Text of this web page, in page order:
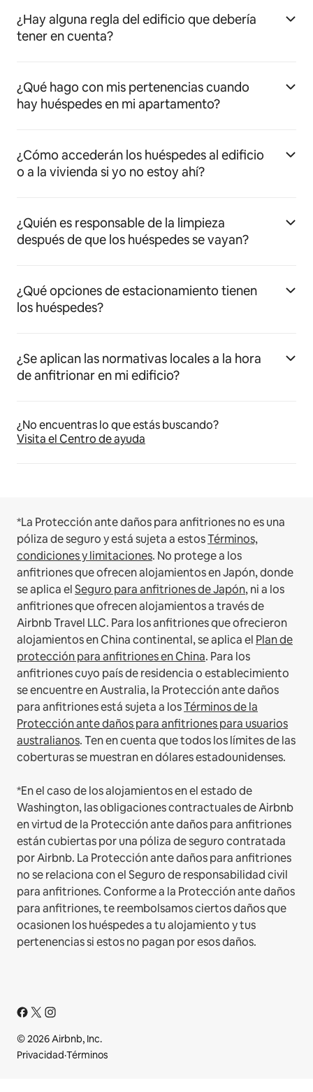
¿Hay alguna regla del edificio que debería
tener en cuenta?
¿Qué hago con mis pertenencias cuando
hay huéspedes en mi apartamento?
¿Cómo accederán los huéspedes al edificio
o a la vivienda si yo no estoy ahí?
¿Quién es responsable de la limpieza
después de que los huéspedes se vayan?
¿Qué opciones de estacionamiento tienen
los huéspedes?
¿Se aplican las normativas locales a la hora
de anfitrionar en mi edificio?
¿No encuentras lo que estás buscando?
Visita el Centro de ayuda
*La Protección ante daños para anfitriones no es una
póliza de seguro y está sujeta a estosTérminos,
condiciones y limitaciones. No protege a los
anfitriones que ofrecen alojamientos en Japón, donde
se aplica elSeguro para anfitriones de Japón, ni a los
anfitriones que ofrecen alojamientos a través de
Airbnb Travel LLC. Para los anfitriones que ofrecieron
alojamientos en China continental, se aplica el Plan de
protección para anfitriones en China. Para los
anfitriones cuyo país de residencia o establecimiento
se encuentre en Australia, la Protección ante daños
para anfitriones está sujeta a losTérminos de la
Protección ante daños para anfitriones para usuarios
australianos. Ten en cuenta que todos los límites de las
coberturas se muestran en dólares estadounidenses.
*En el caso de los alojamientos en el estado de
Washington, las obligaciones contractuales de Airbnb
en virtud de la Protección ante daños para anfitriones
están cubiertas por una póliza de seguro contratada
por Airbnb. La Protección ante daños para anfitriones
no se relaciona con el Seguro de responsabilidad civil
para anfitriones. Conforme a la Protección ante daños
para anfitriones, te reembolsamos ciertos daños que
ocasionen los huéspedes a tu alojamiento y tus
pertenencias si estos no pagan por esos daños.
© 2026 Airbnb, Inc.
Privacidad·Términos